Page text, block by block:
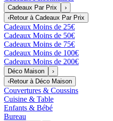
Cadeaux Par Prix
›
‹Retour à Cadeaux Par Prix
Cadeaux Moins de 25€
Cadeaux Moins de 50€
Cadeaux Moins de 75€
Cadeaux Moins de 100€
Cadeaux Moins de 200€
Déco Maison
›
‹Retour à Déco Maison
Couvertures & Coussins
Cuisine & Table
Enfants & Bébé
Bureau